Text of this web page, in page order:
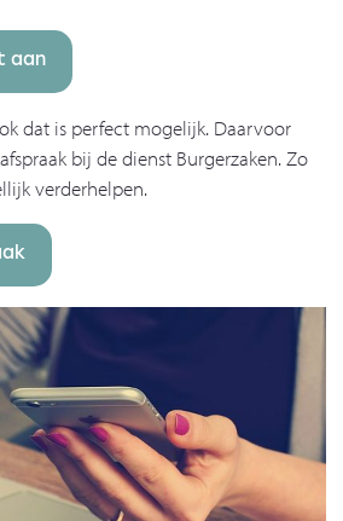
aan
dat is perfect mogelijk. Daarvoor
bij de dienst Burgerzaken. Zo
verderhelpen.